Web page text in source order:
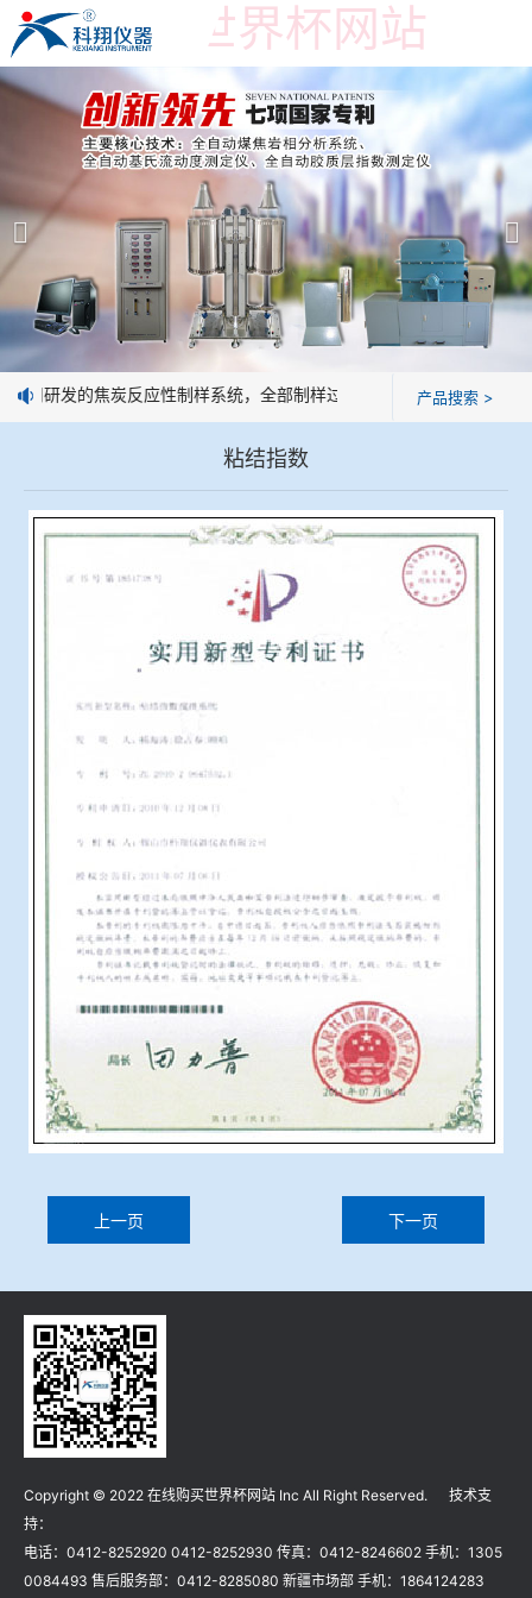
在线购买世界杯网站
在线购买世界杯网站
产品展示 ＞
焦炭高温性能检测系统
焦化行业检测及优化配煤设备
球团矿/烧结矿/块矿高温冶金性能检测系统
烧结/球团优化配矿研究设备
高炉配吹煤检测设备
公司简介
在线购买世界杯网站
企业业绩
技术交流
标准下载
企业荣誉
在线购买世界杯网站
公司研发的焦炭反应性制样系统，全部制样过程机械化操作，没有人
产品搜索 >
粘结指数
上一页 下一页
Copyright © 2022 在线购买世界杯网站 Inc All Right Reserved. 技术支
持：
电话：0412-8252920 0412-8252930 传真：0412-8246602 手机：1305
0084493 售后服务部：0412-8285080 新疆市场部 手机：1864124283